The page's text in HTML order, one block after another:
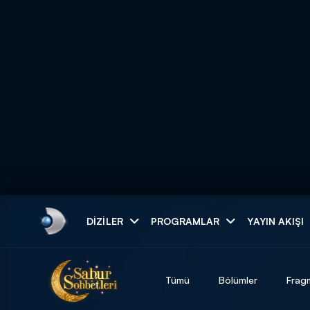
DIZILER PROGRAMLAR YAYIN AKIŞI
Tümü Bölümler